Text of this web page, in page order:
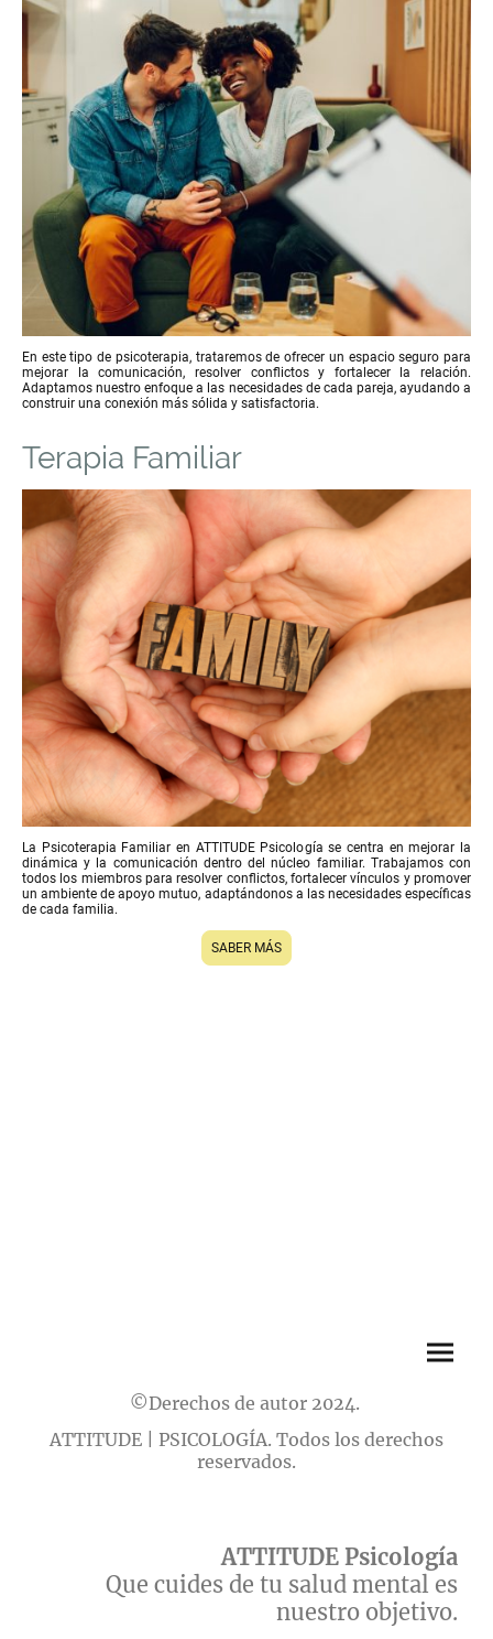
En este tipo de psicoterapia, trataremos de ofrecer un espacio seguro para
mejorar la comunicación, resolver conflictos y fortalecer la relación.
Adaptamos nuestro enfoque a las necesidades de cada pareja, ayudando a
construir una conexión más sólida y satisfactoria.
Terapia Familiar
La Psicoterapia Familiar en ATTITUDE Psicología se centra en mejorar la
dinámica y la comunicación dentro del núcleo familiar. Trabajamos con
todos los miembros para resolver conflictos, fortalecer vínculos y promover
un ambiente de apoyo mutuo, adaptándonos a las necesidades específicas
de cada familia.
SABER MÁS
©Derechos de autor 2024.
ATTITUDE | PSICOLOGÍA. Todos los derechos
reservados.
ATTITUDE Psicología
Que cuides de tu salud mental es
nuestro objetivo.